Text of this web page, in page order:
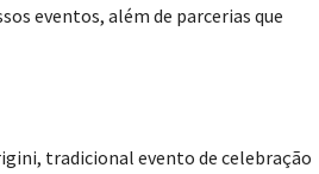
eventos, além de parcerias que
tradicional evento de celebração